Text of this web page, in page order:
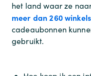
het land waar ze
meer dan 260 winkels
cadeaubonnen
gebruikt.